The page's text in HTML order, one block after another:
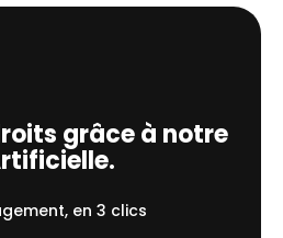
grâce à notre
en 3 clics